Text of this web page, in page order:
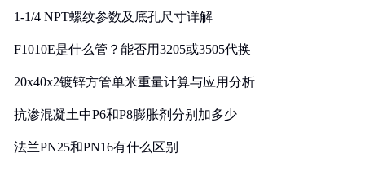
1-1/4 NPT螺纹参数及底孔尺寸详解
F1010E是什么管？能否用3205或3505代换
20x40x2镀锌方管单米重量计算与应用分析
抗渗混凝土中P6和P8膨胀剂分别加多少
法兰PN25和PN16有什么区别